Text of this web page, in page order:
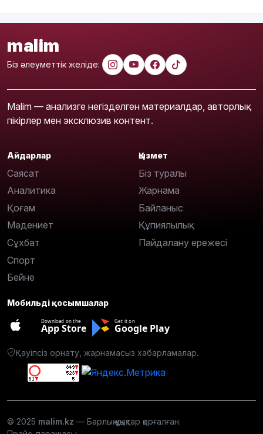
malim
Біз әлеуметтік желіде:
Malim — анализге негізделген материалдар, авторлық
пікірлер мен эксклюзив контент.
Айдарлар
Саясат
Аналитика
Қоғам
Мәдениет
Сұхбат
Спорт
Бейне
Қызмет
Біз туралы
Жарнама
Байланыс
Құпиялылық
Пайдалану ережесі
Мобильді қосымшалар
Download on the
App Store
Get it on
Google Play
Қауіпсіз орнату, жарнамасыз хабарламалар.
© 2025 malim.kz — Барлық құқықтар қорғалған.